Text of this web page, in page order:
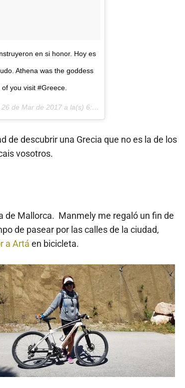
en si honor. Hoy es
Athena was the goddess
you visit #Greece.
26 de Mar de 2017 a la(s) 6:12 PDT
de descubrir una Grecia que no es la de los
vosotros.
de Mallorca. Manmely me regaló un fin de
de pasear por las calles de la ciudad,
a Artá en bicicleta.